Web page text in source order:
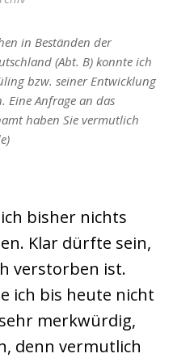
in Beständen der
(Abt. B) konnte ich
bzw. seiner Entwicklung
Eine Anfrage an das
haben Sie vermutlich
bisher nichts
Klar dürfte sein,
verstorben ist.
ich bis heute nicht
merkwürdig,
denn vermutlich